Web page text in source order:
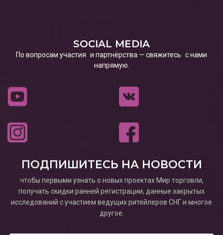
SOCIAL MEDIA
По вопросам участия и партнёрства — свяжитесь с нами
напрямую.
ПОДПИШИТЕСЬ НА НОВОСТИ
чтобы первыми узнать о новых проектах Мир торговли,
получать скидки ранней регистрации, данные закрытых
исследований с участием ведущих ритейлеров СНГ и многое
другое.